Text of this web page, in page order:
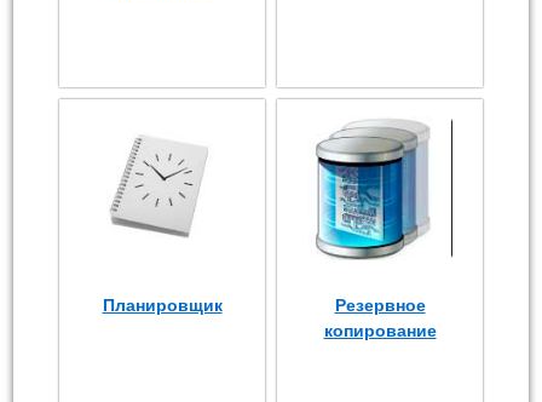
Планировщик
Резервное
копирование